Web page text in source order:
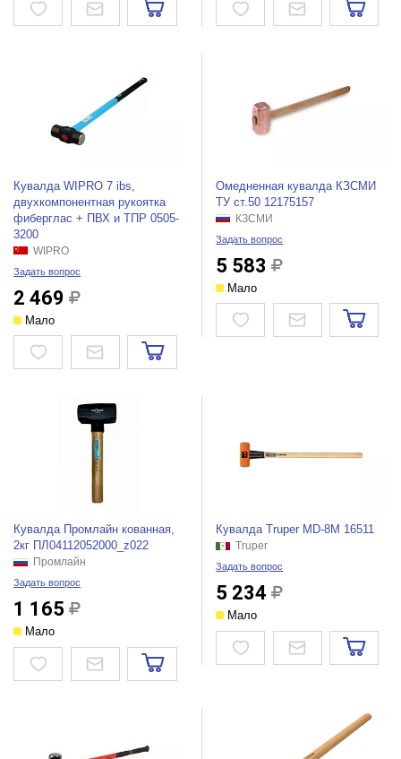
Кувалда WIPRO 7 ibs,
двухкомпонентная рукоятка
фиберглас + ПВХ и ТПР 0505-
3200
WIPRO
Задать вопрос
2 469
Мало
Омедненная кувалда КЗСМИ
ТУ ст.50 12175157
КЗСМИ
Задать вопрос
5 583
Мало
Кувалда Промлайн кованная,
2кг ПЛ04112052000_z022
Промлайн
Задать вопрос
1 165
Мало
Кувалда Truper MD-8M 16511
Truper
Задать вопрос
5 234
Мало